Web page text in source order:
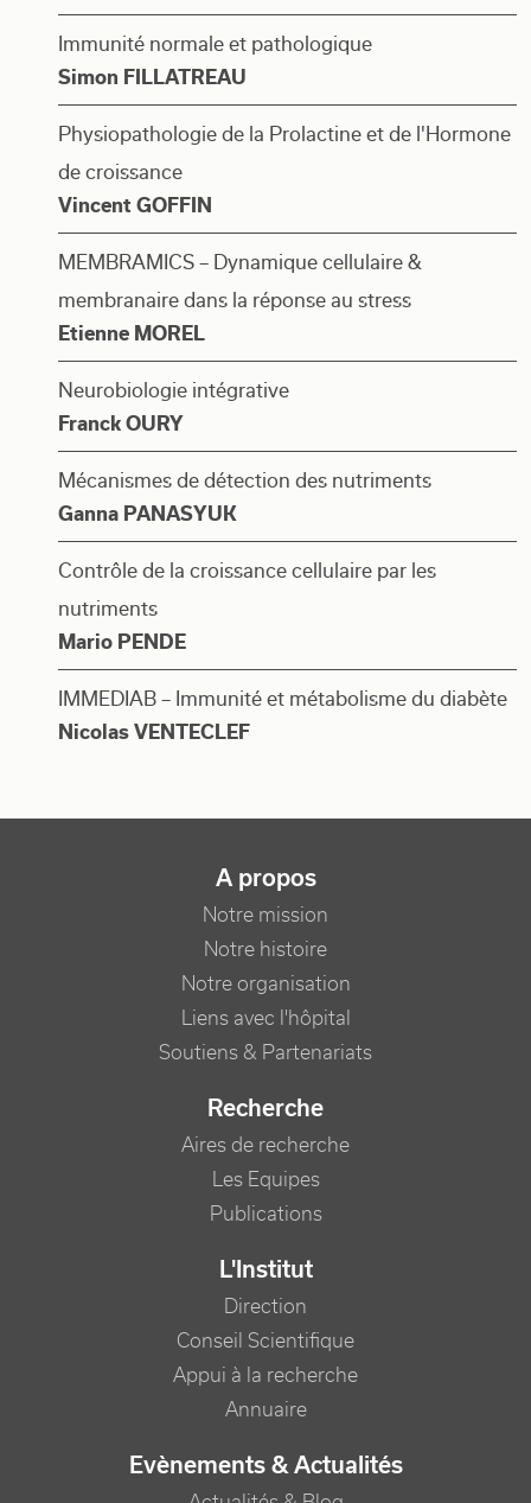
Immunité normale et pathologique
Simon FILLATREAU
Physiopathologie de la Prolactine et de l'Hormone
de croissance
Vincent GOFFIN
MEMBRAMICS – Dynamique cellulaire &
membranaire dans la réponse au stress
Etienne MOREL
Neurobiologie intégrative
Franck OURY
Mécanismes de détection des nutriments
Ganna PANASYUK
Contrôle de la croissance cellulaire par les
nutriments
Mario PENDE
IMMEDIAB – Immunité et métabolisme du diabète
Nicolas VENTECLEF
NAVIGATION PRINCIPALE
A propos
Notre mission
Notre histoire
Notre organisation
Liens avec l'hôpital
Soutiens & Partenariats
Recherche
Aires de recherche
Les Equipes
Publications
L'Institut
Direction
Conseil Scientifique
Appui à la recherche
Annuaire
Evènements & Actualités